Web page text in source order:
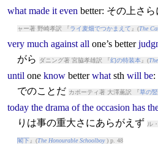
what made it even better: その上さ
ャー著 野崎孝訳 『ライ麦畑でつかまえて 』(The
very much against all one’s better
がら
ダニング著 宮脇孝雄訳 『幻の特装本』(
until one know better whatsth will be:
でのことだ カポーティ著 大澤薫訳 『草の
today the drama of the occasion has
りは事の重大さにあらがえず ル
閣下』(The Honourable Schoolboy) p. 48